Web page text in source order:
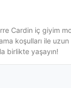
Cardin iç giyim
koşulları ile uzun
birlikte yaşayın!